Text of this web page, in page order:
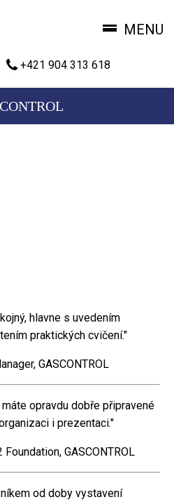
MENU
+421 904 313 618
hlavne s uvedením
praktických cvičení."
GASCONTROL
opravdu dobře připravené
i prezentaci."
GASCONTROL
od doby vystavení